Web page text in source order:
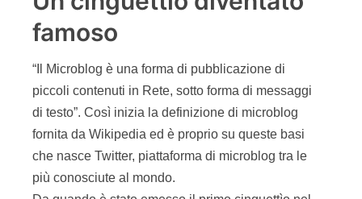
famoso
“Il Microblog è una forma di pubblicazione di
piccoli contenuti in Rete, sotto forma di messaggi
di testo”. Così inizia la definizione di microblog
fornita da Wikipedia ed è proprio su queste basi
che nasce Twitter, piattaforma di microblog tra le
più conosciute al mondo.